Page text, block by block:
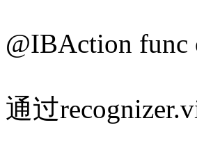
@IBAction func
通过